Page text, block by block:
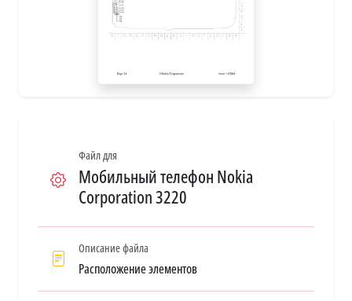
Файл для
Мобильный телефон Nokia
Corporation 3220
Описание файла
Расположение элементов